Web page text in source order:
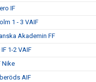
IF
1 - 3 VAIF
Akademin FF
1-2 VAIF
Nike
AIF